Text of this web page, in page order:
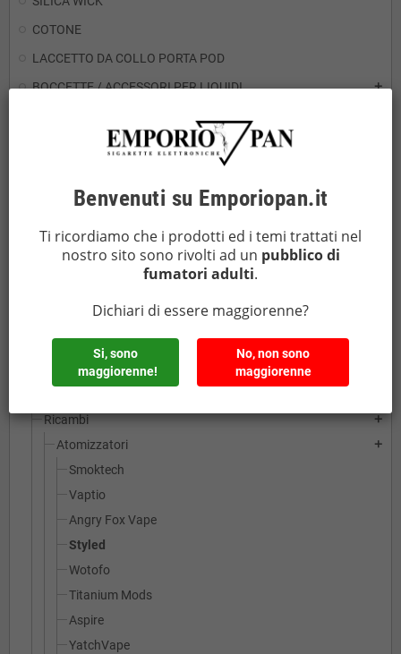
COTONE
LACCETTO DA COLLO PORTA POD
BOCCETTE / ACCESSORI PER LIQUIDI
add
Accessori per rigenerare
Anelli estetici
Cover in silicone
Flaconi e Siringhe
Ricambi
add
Atomizzatori add
Smoktech
Vaptio
Angry Fox Vape
Styled
Wotofo
Titanium Mods
Aspire
YatchVape
Benvenuti su Emporiopan.it
Ti ricordiamo che i prodotti ed i temi trattati nel
nostro sito sono rivolti ad un pubblico di
fumatori adulti.
Dichiari di essere maggiorenne?
Si, sono
maggiorenne!
No, non sono
maggiorenne